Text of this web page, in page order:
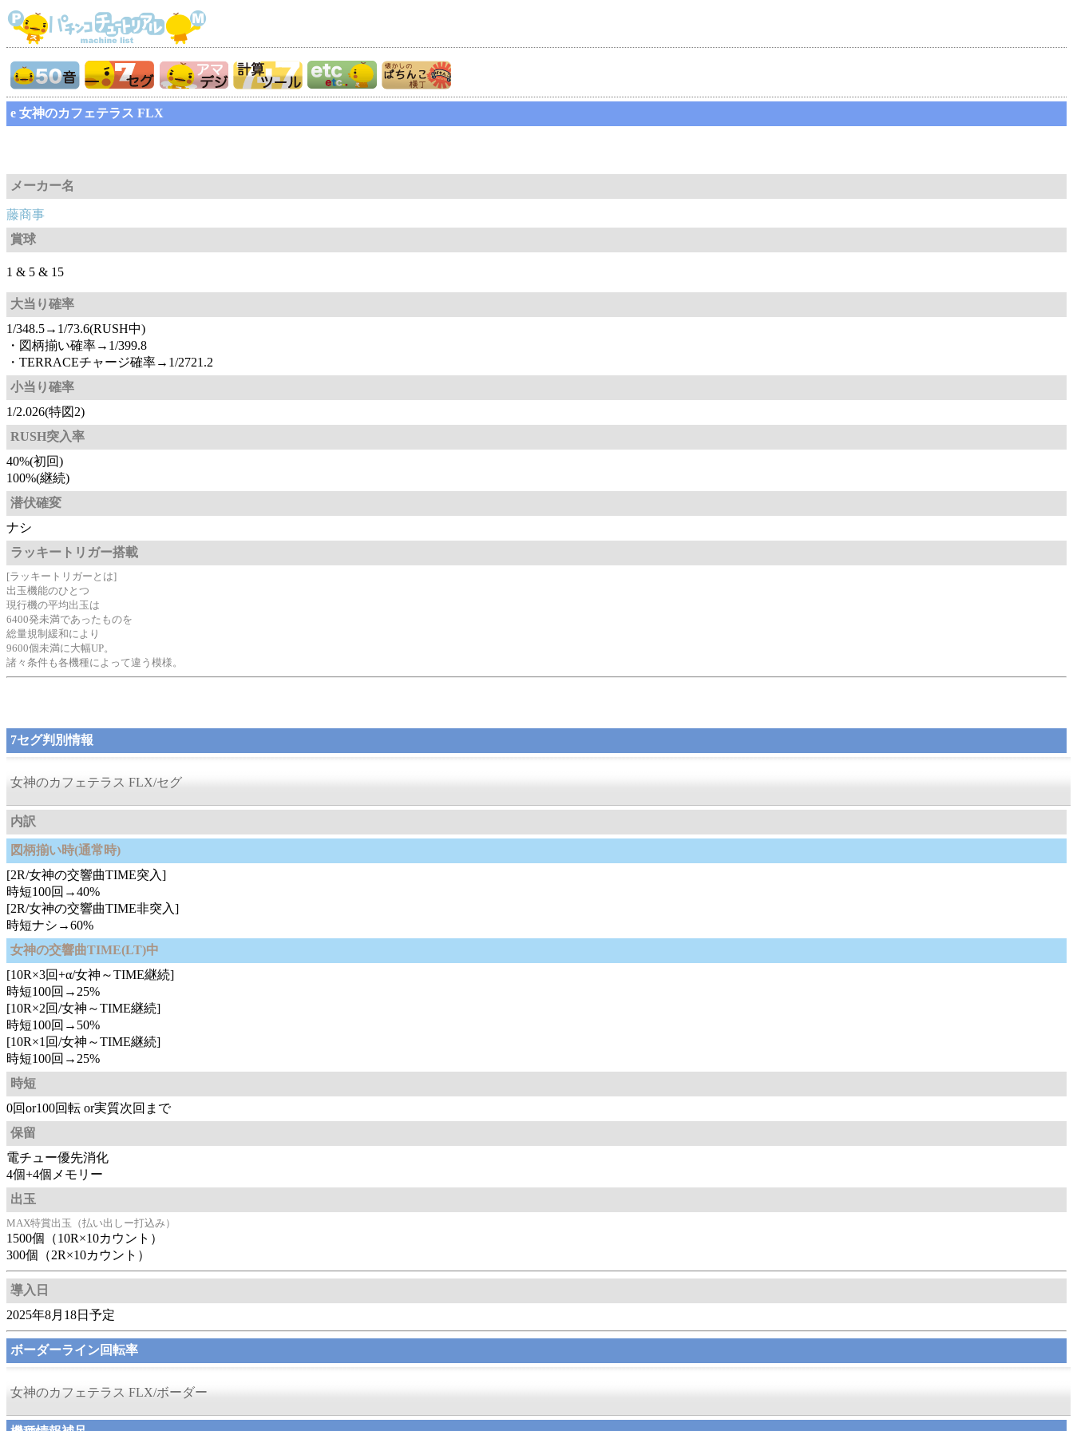
e 女神のカフェテラス FLX
メーカー名
藤商事
賞球
1 & 5 & 15
大当り確率
1/348.5→1/73.6(RUSH中)
・図柄揃い確率→1/399.8
・TERRACEチャージ確率→1/2721.2
小当り確率
1/2.026(特図2)
RUSH突入率
40%(初回)
100%(継続)
潜伏確変
ナシ
ラッキートリガー搭載
[ラッキートリガーとは]
出玉機能のひとつ
現行機の平均出玉は
6400発未満であったものを
総量規制緩和により
9600個未満に大幅UP。
諸々条件も各機種によって違う模様。
7セグ判別情報
女神のカフェテラス FLX/セグ
内訳
図柄揃い時(通常時)
[2R/女神の交響曲TIME突入]
時短100回→40%
[2R/女神の交響曲TIME非突入]
時短ナシ→60%
女神の交響曲TIME(LT)中
[10R×3回+α/女神～TIME継続]
時短100回→25%
[10R×2回/女神～TIME継続]
時短100回→50%
[10R×1回/女神～TIME継続]
時短100回→25%
時短
0回or100回転 or実質次回まで
保留
電チュー優先消化
4個+4個メモリー
出玉
MAX特賞出玉（払い出しー打込み）
1500個（10R×10カウント）
300個（2R×10カウント）
導入日
2025年8月18日予定
ボーダーライン回転率
女神のカフェテラス FLX/ボーダー